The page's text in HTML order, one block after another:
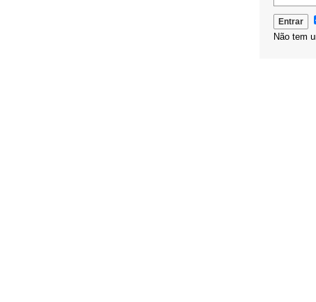
Não tem